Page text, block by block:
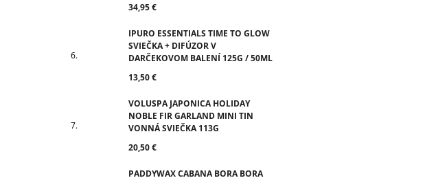
34,95 €
IPURO ESSENTIALS TIME TO GLOW
SVIEČKA + DIFÚZOR V
DARČEKOVOM BALENÍ 125G / 50ML
13,50 €
VOLUSPA JAPONICA HOLIDAY
NOBLE FIR GARLAND MINI TIN
VONNÁ SVIEČKA 113G
20,50 €
PADDYWAX CABANA BORA BORA